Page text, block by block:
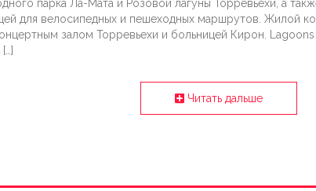
парка Ла-Мата и Розовой лагуны Торревьехи, а
для велосипедных и пешеходных маршрутов. Жилой
залом Торревьехи и больницей Кирон.
Читать дальше